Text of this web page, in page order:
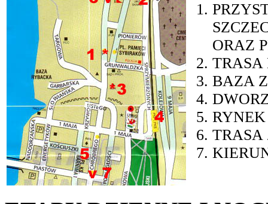
ORAZ
TRASA
BAZA
TRASA